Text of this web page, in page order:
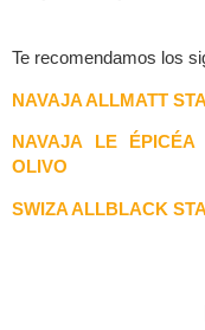
Te recomendamos los
NAVAJA ALLMATT
NAVAJA LE ÉPICÉA
OLIVO
SWIZA ALLBLACK